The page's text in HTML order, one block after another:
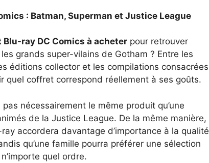
: Batman, Superman et Justice League
ray DC Comics à acheter pour retrouver
grands super-vilains de Gotham ? Entre les
éditions collector et les compilations consacrées
quel coffret correspond réellement à ses goûts.
nécessairement le même produit qu’une
de la Justice League. De la même manière,
accordera davantage d’importance à la qualité
qu’une famille pourra préférer une sélection
quel ordre.